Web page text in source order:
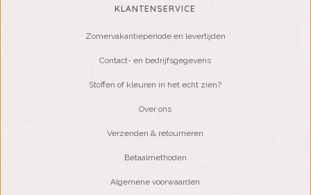
KLANTENSERVICE
Zomervakantieperiode en levertijden
Contact- en bedrijfsgegevens
Stoffen of kleuren in het echt zien?
Over ons
Verzenden & retourneren
Betaalmethoden
Algemene voorwaarden